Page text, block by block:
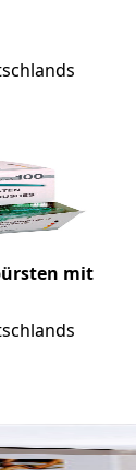
mit